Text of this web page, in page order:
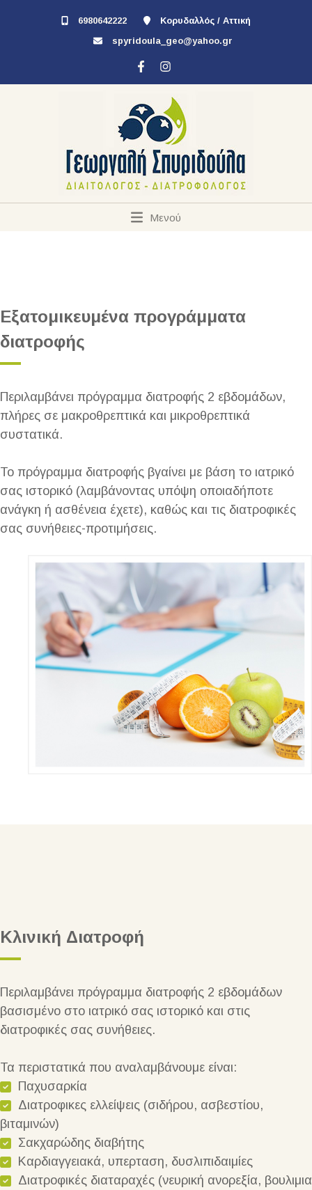
6980642222
Κορυδαλλός / Αττική
spyridoula_geo@yahoo.gr
Μενού
Εξατομικευμένα προγράμματα
διατροφής
Περιλαμβάνει πρόγραμμα διατροφής 2 εβδομάδων,
πλήρες σε μακροθρεπτικά και μικροθρεπτικά
συστατικά.
Το πρόγραμμα διατροφής βγαίνει με βάση το ιατρικό
σας ιστορικό (λαμβάνοντας υπόψη οποιαδήποτε
ανάγκη ή ασθένεια έχετε), καθώς και τις διατροφικές
σας συνήθειες-προτιμήσεις.
Κλινική Διατροφή
Περιλαμβάνει πρόγραμμα διατροφής 2 εβδομάδων
βασισμένο στο ιατρικό σας ιστορικό και στις
διατροφικές σας συνήθειες.
Τα περιστατικά που αναλαμβάνουμε είναι:
Παχυσαρκία
Διατροφικες ελλείψεις (σιδήρου, ασβεστίου,
βιταμινών)
Σακχαρώδης διαβήτης
Καρδιαγγειακά, υπερταση, δυσλιπιδαιμίες
Διατροφικές διαταραχές (νευρική ανορεξία, βουλιμια